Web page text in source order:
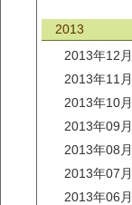
2013
2013年12月
2013年11月
2013年10月
2013年09月
2013年08月
2013年07月
2013年06月